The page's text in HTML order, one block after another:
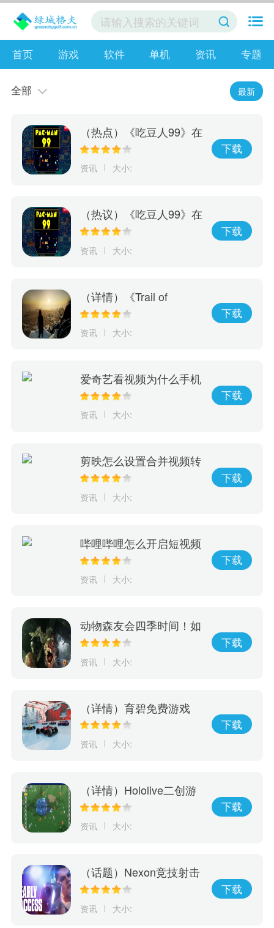
首页 游戏 软件 单机 资讯 专题
全部 最新
（热点）《吃豆人99》在
线游戏服务将于10月8日
资讯 大小:
下载
（热议）《吃豆人99》在
线游戏服务将于10月8日
资讯 大小:
下载
（详情）《Trail of
Ayash》抢先体验游戏上
决定部族未来命运
资讯 大小:
下载
爱奇艺看视频为什么手机
会震动
资讯 大小:
下载
剪映怎么设置合并视频转
场
资讯 大小:
下载
哔哩哔哩怎么开启短视频
字幕
资讯 大小:
下载
动物森友会四季时间！如
何利用游戏进行学习，玩
化！
资讯 大小:
下载
（详情）育碧免费游戏
《赛道狂飙》5月15日登
资讯 大小:
下载
（详情）Hololive二创游
戏《Holocure》获Cover
推出
资讯 大小:
下载
（话题）Nexon竞技射击
游戏《幕后高手》5月19
资讯 大小:
下载